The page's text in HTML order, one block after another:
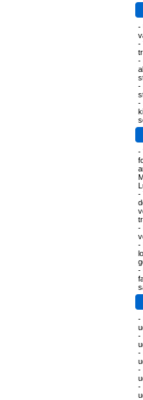
-
-
-
-
-
-
-
-
-
-
-
-
-
-
-